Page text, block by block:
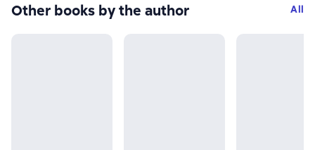
Other books by the author All